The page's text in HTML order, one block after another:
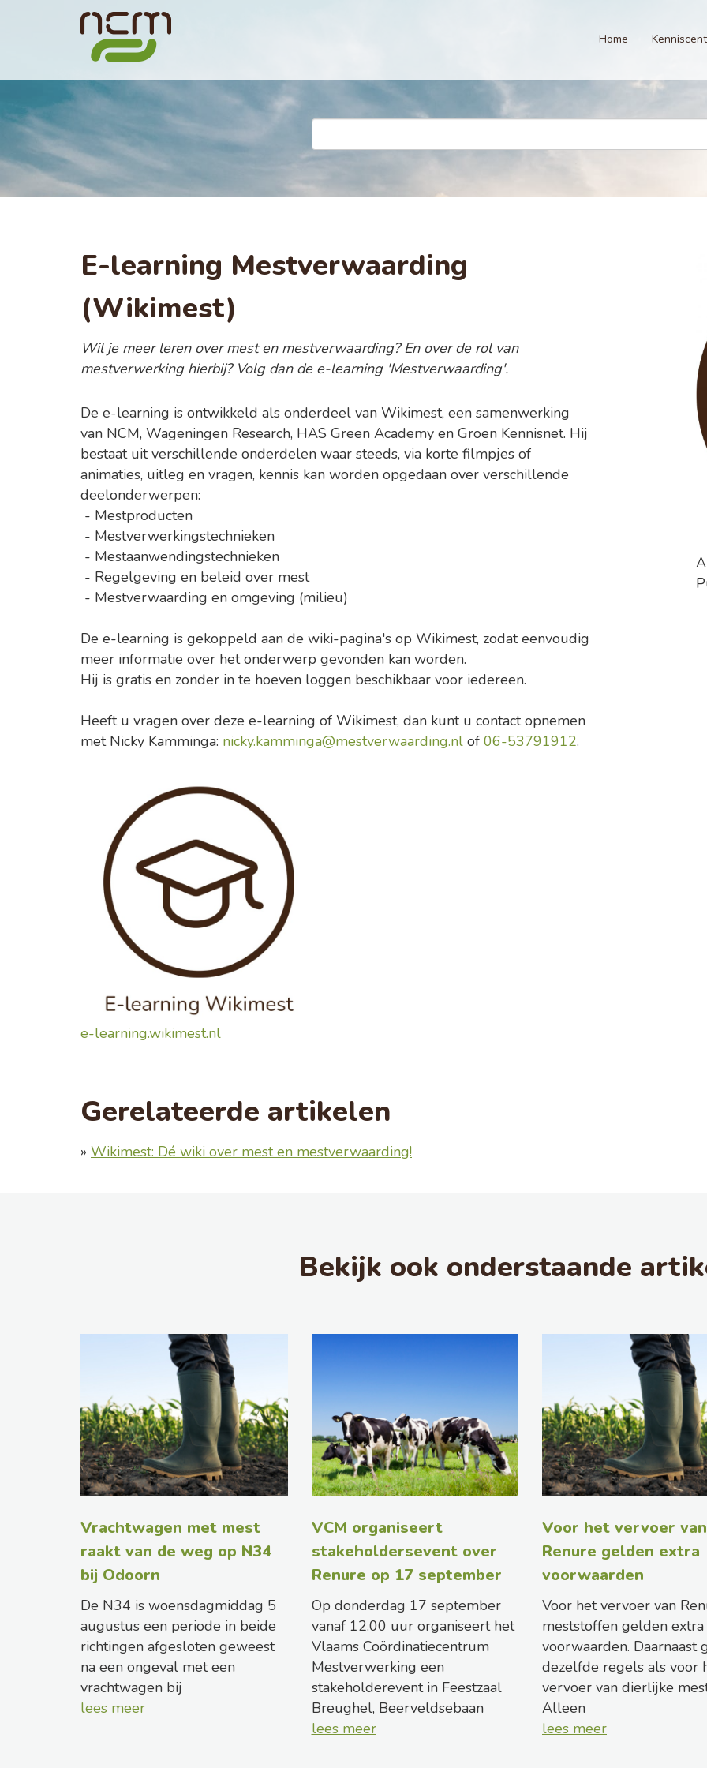
Home
E-learning Mestverwaarding
(Wikimest)
Wil je meer leren over mest en mestverwaarding? En over de rol van
mestverwerking hierbij? Volg dan de e-learning 'Mestverwaarding'.
De e-learning is ontwikkeld als onderdeel van Wikimest, een samenwerking
van NCM, Wageningen Research, HAS Green Academy en Groen Kennisnet. Hij
bestaat uit verschillende onderdelen waar steeds, via korte filmpjes of
animaties, uitleg en vragen, kennis kan worden opgedaan over verschillende
deelonderwerpen:
- Mestproducten
- Mestverwerkingstechnieken
- Mestaanwendingstechnieken
- Regelgeving en beleid over mest
- Mestverwaarding en omgeving (milieu)
De e-learning is gekoppeld aan de wiki-pagina's op Wikimest, zodat eenvoudig
meer informatie over het onderwerp gevonden kan worden.
Hij is gratis en zonder in te hoeven loggen beschikbaar voor iedereen.
Heeft u vragen over deze e-learning of Wikimest, dan kunt u contact opnemen
met Nicky Kamminga: nicky.kamminga@mestverwaarding.nl of 06-53791912.
e-learning.wikimest.nl
Gerelateerde artikelen
» Wikimest: Dé wiki over mest en mestverwaarding!
Bekijk ook onderstaande
Vrachtwagen met mest
raakt van de weg op N34
bij Odoorn
De N34 is woensdagmiddag 5
augustus een periode in beide
richtingen afgesloten geweest
na een ongeval met een
vrachtwagen bij
lees meer
VCM organiseert
stakeholdersevent over
Renure op 17 september
Op donderdag 17 september
vanaf 12.00 uur organiseert het
Vlaams Coördinatiecentrum
Mestverwerking een
stakeholderevent in Feestzaal
Breughel, Beerveldsebaan
lees meer
Voor het vervoer van
Renure gelden extra
voorwaarden
Voor het vervoer van
meststoffen gelden extra
voorwaarden. Daarnaast
dezelfde regels als voor
vervoer van dierlijke
Alleen
lees meer